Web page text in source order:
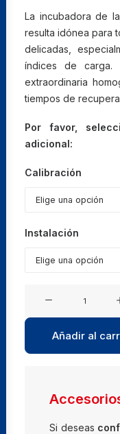
La incubadora de
resulta idónea para
delicadas,
índices de carga.
extraordinaria
tiempos de
Por favor,
adicional:
Calibración
Instalación
convección
forzada
BF
Añadir al
Si deseas